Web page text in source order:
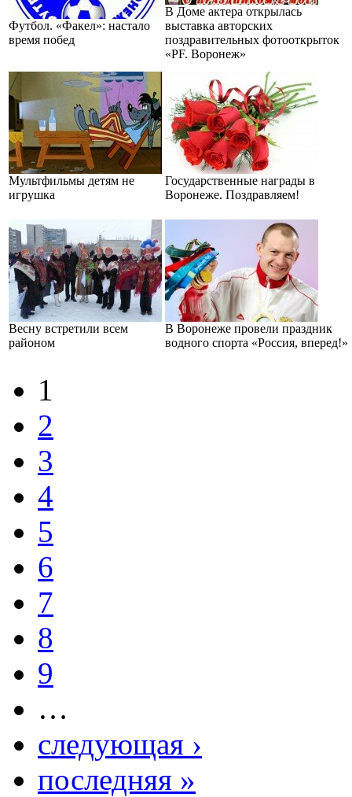
Футбол. «Факел»: настало
время побед
В Доме актера открылась
выставка авторских
поздравительных фотооткрыток
«PF. Воронеж»
Мультфильмы детям не
игрушка
Государственные награды в
Воронеже. Поздравляем!
Весну встретили всем
районом
В Воронеже провели праздник
водного спорта «Россия, вперед!»
1
2
3
4
5
6
7
8
9
…
следующая ›
последняя »